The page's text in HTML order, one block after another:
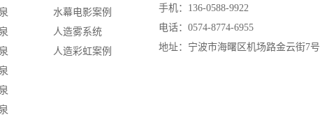
水幕电影案例
人造雾系统
人造彩虹案例
手机：136-0588-9922
电话：0574-8774-6955
地址：宁波市海曙区机场路金云街7号